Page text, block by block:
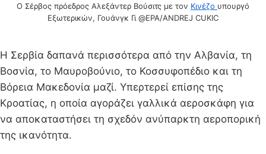
Ο Σέρβος πρόεδρος Αλεξάντερ Βούσιτς με τον Κινέζο υπουργό
Εξωτερικών, Γουάνγκ Γι @EPA/ANDREJ CUKIC
Η Σερβία δαπανά περισσότερα από την Αλβανία, τη
Βοσνία, το Μαυροβούνιο, το Κοσσυφοπέδιο και τη
Βόρεια Μακεδονία μαζί. Υπερτερεί επίσης της
Κροατίας, η οποία αγοράζει γαλλικά αεροσκάφη για
να αποκαταστήσει τη σχεδόν ανύπαρκτη αεροπορική
της ικανότητα.